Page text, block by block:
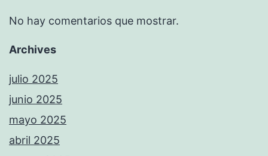
No hay comentarios que mostrar.
Archives
julio 2025
junio 2025
mayo 2025
abril 2025